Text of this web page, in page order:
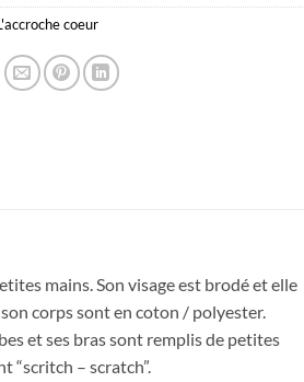
coeur
mains. Son visage est brodé et elle
corps sont en coton / polyester.
et ses bras sont remplis de petites
“scritch – scratch”.